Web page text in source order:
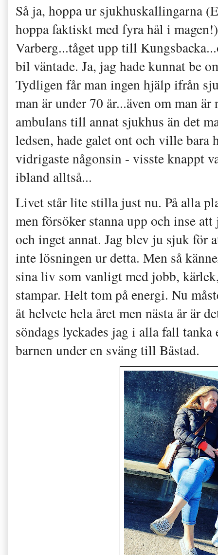
Så ja, hoppa ur sjukhuskallingarna
hoppa faktiskt med fyra hål i
Varberg...tåget upp till
bil väntade. Ja, jag hade kunnat be
Tydligen får man ingen hjälp ifrån
man är under 70 år...även om man
ambulans till annat sjukhus än det
ledsen, hade galet ont och ville bara
vidrigaste någonsin - visste knappt
ibland alltså...
Livet står lite stilla just nu. På alla
men försöker stanna upp och inse
och inget annat. Jag blev ju sjuk för
inte lösningen ur detta. Men så
sina liv som vanligt med jobb,
stampar. Helt tom på energi. Nu
åt helvete hela året men nästa år är
söndags lyckades jag i alla fall
barnen under en sväng till Båstad.